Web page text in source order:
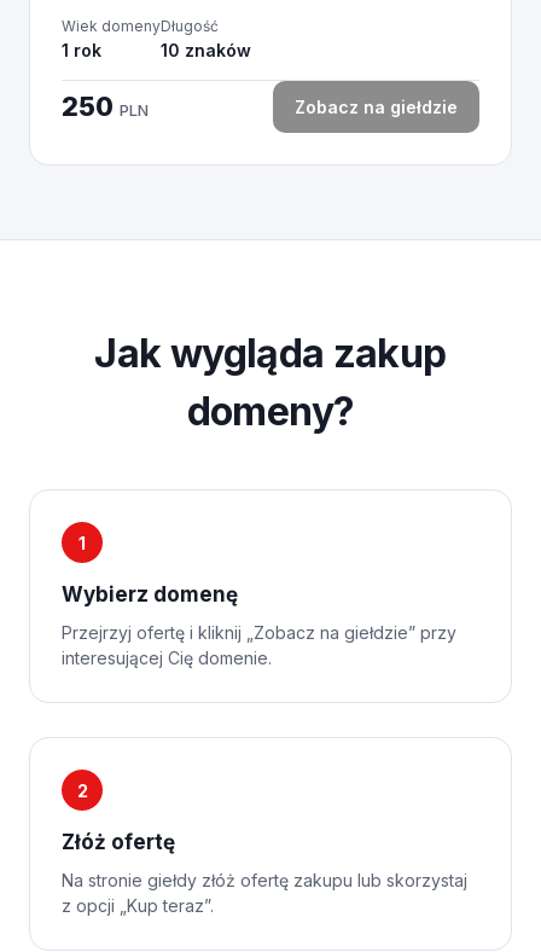
Wiek domeny
1 rok
Długość
10 znaków
250 PLN Zobacz na giełdzie
Jak wygląda zakup
domeny?
1
Wybierz domenę
Przejrzyj ofertę i kliknij „Zobacz na giełdzie” przy
interesującej Cię domenie.
2
Złóż ofertę
Na stronie giełdy złóż ofertę zakupu lub skorzystaj
z opcji „Kup teraz”.